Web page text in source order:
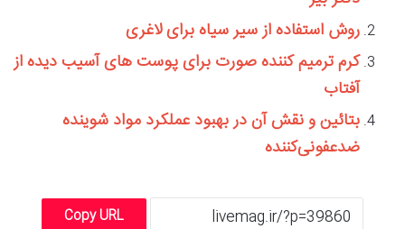
روش استفاده از سیر سیاه برای لاغری
کرم ترمیم کننده صورت برای پوست های آسیب دیده از
آفتاب
بتائین و نقش آن در بهبود عملکرد مواد شوینده
ضدعفونی‌کننده
Copy URL